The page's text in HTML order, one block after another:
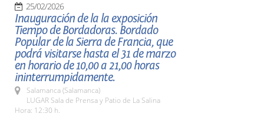
25/02/2026
Inauguración de la la exposición
Tiempo de Bordadoras. Bordado
Popular de la Sierra de Francia, que
podrá visitarse hasta el 31 de marzo
en horario de 10,00 a 21,00 horas
ininterrumpidamente.
Salamanca (Salamanca)
LUGAR Sala de Prensa y Patio de La Salina
Hora: 12:30 h.